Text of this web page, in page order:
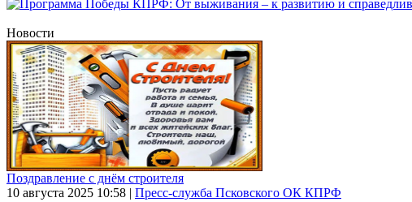
Новости
Поздравление с днём строителя
10 августа 2025 10:58 | Пресс-служба Псковского ОК КПРФ